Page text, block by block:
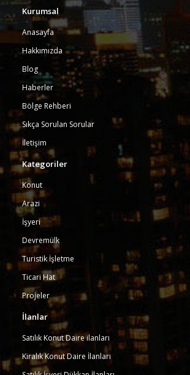
Kurumsal
Anasayfa
Hakkımızda
Blog
Haberler
Bölge Rehberi
Sıkça Sorulan Sorular
İletişim
Kategoriler
Konut
Arazi
İşyeri
Devremülk
Turistik İşletme
Ticari Hat
Projeler
İlanlar
Satılık Konut Daire ilanları
Kiralık Konut Daire İlanları